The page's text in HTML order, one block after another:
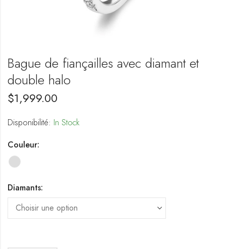
Bague de fiançailles avec diamant et
double halo
$1,999.00
Disponibilité: In Stock
Couleur:
Diamants: